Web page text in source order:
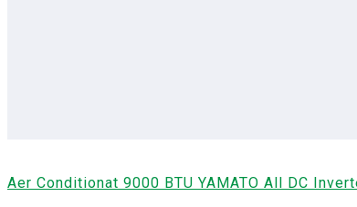
Aer Conditionat 9000 BTU YAMATO All DC